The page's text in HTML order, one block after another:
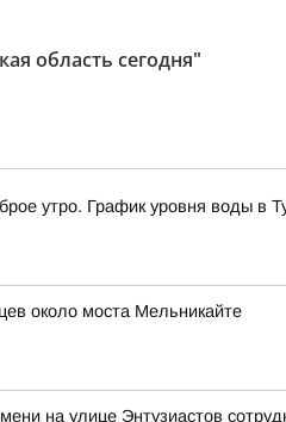
область сегодня"
утро. График уровня воды в
около моста Мельникайте
на улице Энтузиастов